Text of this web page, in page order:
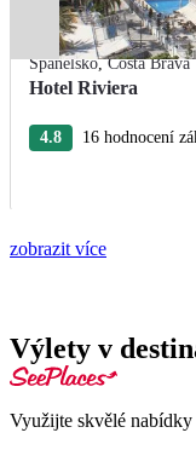
Španělsko,Costa Brava
Hotel Riviera
4.8 16 hodnocení
zobrazit více
Výlety v
Využijte skvělé